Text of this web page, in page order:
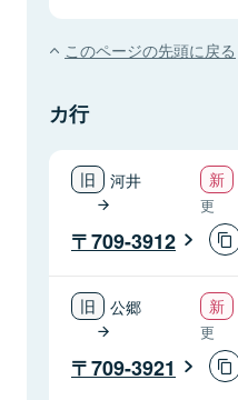
このページの先頭に戻る
カ行
河井
更
709-3912
公郷
更
709-3921